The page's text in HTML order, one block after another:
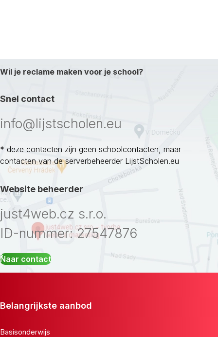
Wil je reclame maken voor je school?
Snel contact
info@lijstscholen.eu
* deze contacten zijn geen schoolcontacten, maar
contacten van de serverbeheerder LijstScholen.eu
Website beheerder
just4web.cz s.r.o.
ID-nummer: 27547876
Naar contact
Belangrijkste aanbod
Basisonderwijs